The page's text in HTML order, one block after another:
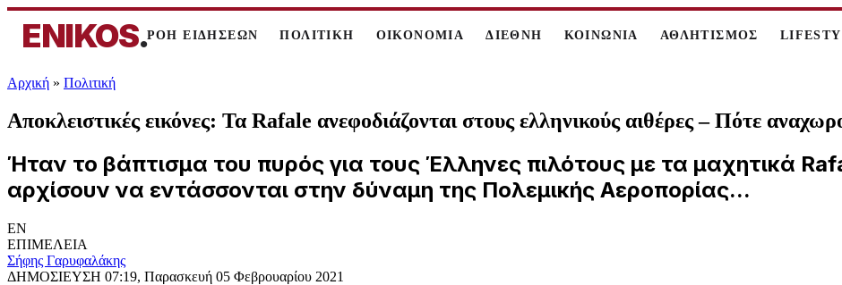
ENIKOS.ΡΟΗ ΕΙΔΗΣΕΩΝ ΠΟΛΙΤΙΚΗ ΟΙΚΟΝΟΜΙΑ ΔΙΕΘΝΗ ΚΟΙΝΩΝΙΑ ΑΘΛΗΤΙΣΜΟΣ
Αρχική » Πολιτική
Αποκλειστικές εικόνες: Τα Rafale ανεφοδιάζονται στους ελληνικούς αιθέρες – Πότε
Ήταν το βάπτισμα του πυρός για τους Έλληνες πιλότους με τα μαχητικά
αρχίσουν να εντάσσονται στην δύναμη της Πολεμικής Αεροπορίας...
EN
ΕΠΙΜΕΛΕΙΑ
Σήφης Γαρυφαλάκης
ΔΗΜΟΣΙΕΥΣΗ 07:19, Παρασκευή 05 Φεβρουαρίου 2021